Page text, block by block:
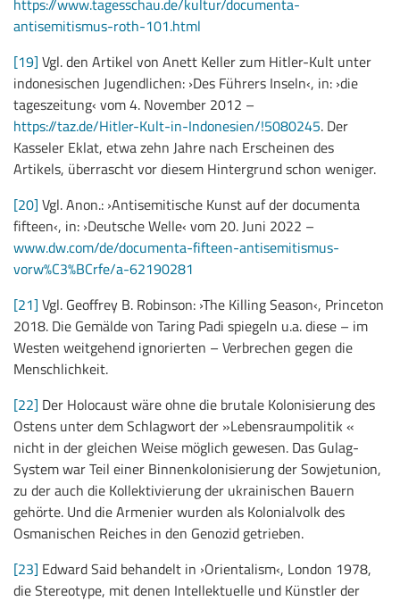
https://www.tagesschau.de/kultur/documenta-
antisemitismus-roth-101.html
[19] Vgl. den Artikel von Anett Keller zum Hitler-Kult unter
indonesischen Jugendlichen: ›Des Führers Inseln‹, in: ›die
tageszeitung‹ vom 4. November 2012 –
https://taz.de/Hitler-Kult-in-Indonesien/!5080245. Der
Kasseler Eklat, etwa zehn Jahre nach Erscheinen des
Artikels, überrascht vor diesem Hintergrund schon weniger.
[20] Vgl. Anon.: ›Antisemitische Kunst auf der documenta
fifteen‹, in: ›Deutsche Welle‹ vom 20. Juni 2022 –
www.dw.com/de/documenta-fifteen-antisemitismus-
vorw%C3%BCrfe/a-62190281
[21] Vgl. Geoffrey B. Robinson: ›The Killing Season‹, Princeton
2018. Die Gemälde von Taring Padi spiegeln u.a. diese – im
Westen weitgehend ignorierten – Verbrechen gegen die
Menschlichkeit.
[22] Der Holocaust wäre ohne die brutale Kolonisierung des
Ostens unter dem Schlagwort der »Lebensraumpolitik «
nicht in der gleichen Weise möglich gewesen. Das Gulag-
System war Teil einer Binnenkolonisierung der Sowjetunion,
zu der auch die Kollektivierung der ukrainischen Bauern
gehörte. Und die Armenier wurden als Kolonialvolk des
Osmanischen Reiches in den Genozid getrieben.
[23] Edward Said behandelt in ›Orientalism‹, London 1978,
die Stereotype, mit denen Intellektuelle und Künstler der